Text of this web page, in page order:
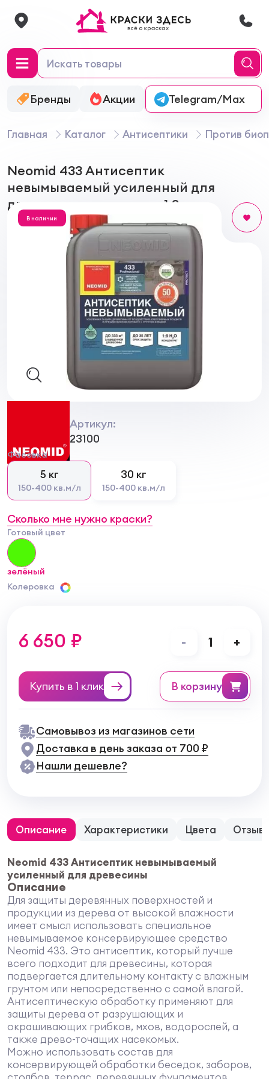
Бренды Акции Онлайн-колеровка
Telegram/Max
Главная Каталог Антисептики Против
Neomid 433 Антисептик
невымываемый усиленный для
древесины концентрат 1:9
В наличии
Артикул:
23100
Фасовка
5 кг
150-400 кв.м/л
30 кг
150-400 кв.м/л
Сколько мне нужно краски?
Готовый цвет
зелёный
Колеровка
6 650 ₽ - 1 +
Купить в 1 клик в корзину
Самовывоз из магазинов сети
Доставка в день заказа от 700 ₽
Нашли дешевле?
Описание Характеристики Цвета
Neomid 433 Антисептик невымываемый
усиленный для древесины
Описание
Для защиты деревянных поверхностей и
продукции из дерева от высокой влажности
имеет смысл использовать специальное
невымываемое консервирующее средство
Neomid 433. Это антисептик, который лучше
всего подходит для древесины, которая
подвергается длительному контакту с влажным
грунтом или непосредственно с самой влагой.
Антисептическую обработку применяют для
защиты дерева от разрушающих и
окрашивающих грибков, мхов, водорослей, а
также древо-точащих насекомых.
Можно использовать состав для
консервирующей обработки беседок, заборов,